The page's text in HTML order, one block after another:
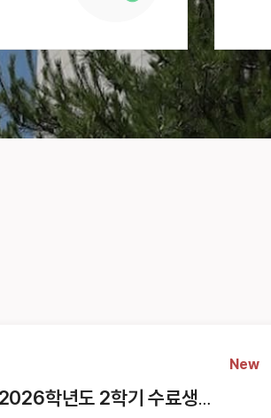
New
학년도 2학기 수료생